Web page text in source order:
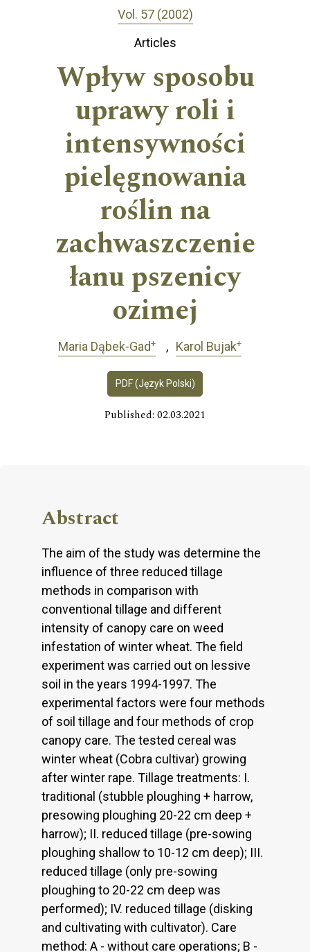
Vol. 57 (2002)
Articles
Wpływ sposobu
uprawy roli i
intensywności
pielęgnowania
roślin na
zachwaszczenie
łanu pszenicy
ozimej
Maria Dąbek-Gad+ Karol Bujak+
PDF (Język Polski)
Published: 02.03.2021
Abstract
The aim of the study was determine the
influence of three reduced tillage
methods in comparison with
conventional tillage and different
intensity of canopy care on weed
infestation of winter wheat. The field
experiment was carried out on lessive
soil in the years 1994-1997. The
experimental factors were four methods
of soil tillage and four methods of crop
canopy care. The tested cereal was
winter wheat (Cobra cultivar) growing
after winter rape. Tillage treatments: I.
traditional (stubble ploughing + harrow,
presowing ploughing 20-22 cm deep +
harrow); II. reduced tillage (pre-sowing
ploughing shallow to 10-12 cm deep); III.
reduced tillage (only pre-sowing
ploughing to 20-22 cm deep was
performed); IV. reduced tillage (disking
and cultivating with cultivator). Care
method: A - without care operations; B -